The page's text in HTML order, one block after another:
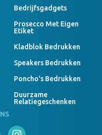
cm navy
Bedrijfsgadgets
Prosecco Met Eigen
Etiket
Kladblok Bedrukken
Speakers Bedrukken
Poncho's Bedrukken
Duurzame
Relatiegeschenken